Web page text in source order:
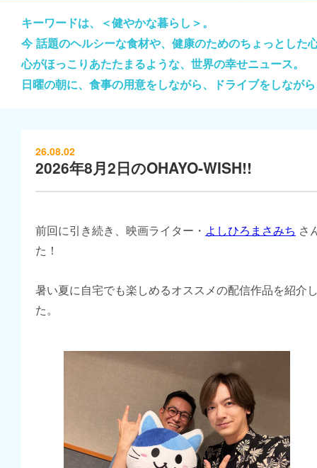
キーワードは、＜健やかな暮らし＞。
今 話題のヘルシーな食材や、健康のためのちょっとし
心がほっこりあたたまるような、世界の幸せニュース。
日曜の朝に、食事の用意をしながら、ドライブをしなが
26.08.02
2026年8月2日のOHAYO-WISH!!
前回に引き続き、映画ライター・ よしひろまさみち さ
た！
暑い夏に自宅でも楽しめるオススメの配信作品を紹介
た。